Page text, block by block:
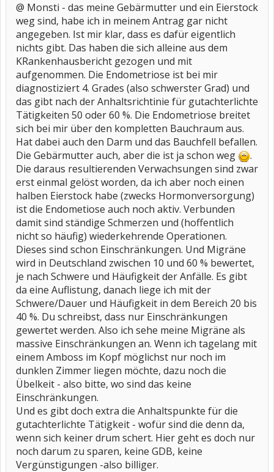
@ Monsti - das meine Gebärmutter und ein Eierstock
weg sind, habe ich in meinem Antrag gar nicht
angegeben. Ist mir klar, dass es dafür eigentlich
nichts gibt. Das haben die sich alleine aus dem
KRankenhausbericht gezogen und mit
aufgenommen. Die Endometriose ist bei mir
diagnostiziert 4. Grades (also schwerster Grad) und
das gibt nach der Anhaltsrichtinie für gutachterlichte
Tätigkeiten 50 oder 60 %. Die Endometriose breitet
sich bei mir über den kompletten Bauchraum aus.
Hat dabei auch den Darm und das Bauchfell befallen.
Die Gebärmutter auch, aber die ist ja schon weg
.
Die daraus resultierenden Verwachsungen sind zwar
erst einmal gelöst worden, da ich aber noch einen
halben Eierstock habe (zwecks Hormonversorgung)
ist die Endometiose auch noch aktiv. Verbunden
damit sind ständige Schmerzen und (hoffentlich
nicht so häufig) wiederkehrende Operationen.
Dieses sind schon Einschränkungen. Und Migräne
wird in Deutschland zwischen 10 und 60 % bewertet,
je nach Schwere und Häufigkeit der Anfälle. Es gibt
da eine Auflistung, danach liege ich mit der
Schwere/Dauer und Häufigkeit in dem Bereich 20 bis
40 %. Du schreibst, dass nur Einschränkungen
gewertet werden. Also ich sehe meine Migräne als
massive Einschränkungen an. Wenn ich tagelang mit
einem Amboss im Kopf möglichst nur noch im
dunklen Zimmer liegen möchte, dazu noch die
Übelkeit - also bitte, wo sind das keine
Einschränkungen.
Und es gibt doch extra die Anhaltspunkte für die
gutachterlichte Tätigkeit - wofür sind die denn da,
wenn sich keiner drum schert. Hier geht es doch nur
noch darum zu sparen, keine GDB, keine
Vergünstigungen -also billiger.